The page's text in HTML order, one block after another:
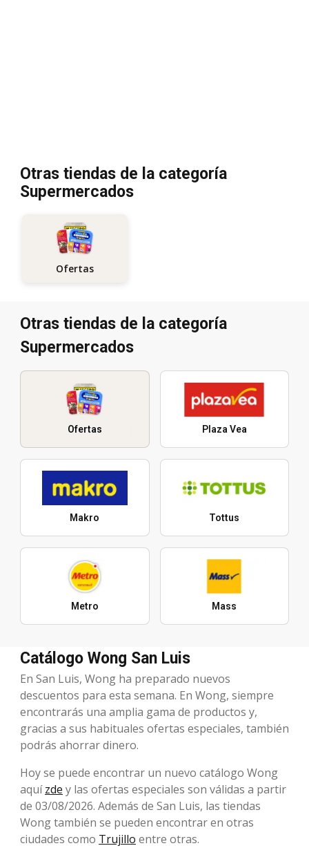
Otras tiendas de la categoría
Supermercados
Ofertas
Otras tiendas de la categoría
Supermercados
Ofertas Plaza Vea
Makro Tottus
Metro Mass
Catálogo Wong San Luis
En San Luis, Wong ha preparado nuevos
descuentos para esta semana. En Wong, siempre
encontrarás una amplia gama de productos y,
gracias a sus habituales ofertas especiales, también
podrás ahorrar dinero.
Hoy se puede encontrar un nuevo catálogo Wong
aquízde y las ofertas especiales son válidas a partir
de 03/08/2026. Además de San Luis, las tiendas
Wong también se pueden encontrar en otras
ciudades como Trujillo entre otras.